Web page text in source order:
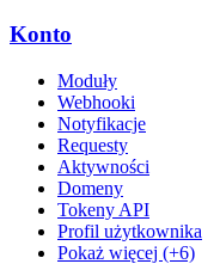
Konto
Moduły
Webhooki
Notyfikacje
Requesty
Aktywności
Domeny
Tokeny API
Profil użytkownika
Pokaż więcej (+6)